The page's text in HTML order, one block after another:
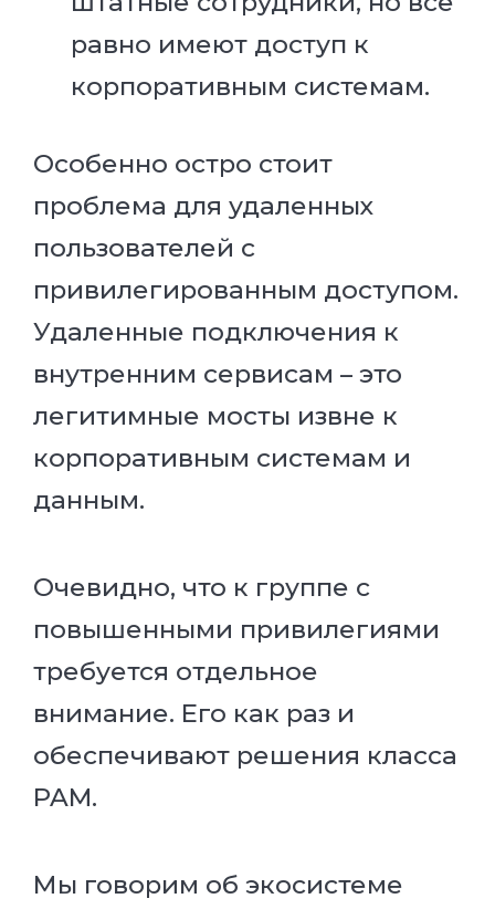
равно имеют доступ к
корпоративным системам.
Особенно остро стоит
проблема для удаленных
пользователей с
привилегированным доступом.
Удаленные подключения к
внутренним сервисам – это
легитимные мосты извне к
корпоративным системам и
данным.
Очевидно, что к группе с
повышенными привилегиями
требуется отдельное
внимание. Его как раз и
обеспечивают решения класса
PAM.
Мы говорим об экосистеме